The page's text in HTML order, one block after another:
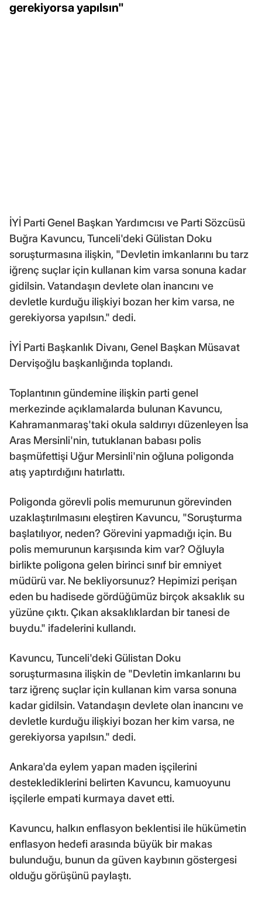
gerekiyorsa yapılsın"
İYİ Parti Genel Başkan Yardımcısı ve Parti Sözcüsü
Buğra Kavuncu, Tunceli'deki Gülistan Doku
soruşturmasına ilişkin, "Devletin imkanlarını bu tarz
iğrenç suçlar için kullanan kim varsa sonuna kadar
gidilsin. Vatandaşın devlete olan inancını ve
devletle kurduğu ilişkiyi bozan her kim varsa, ne
gerekiyorsa yapılsın." dedi.
İYİ Parti Başkanlık Divanı, Genel Başkan Müsavat
Dervişoğlu başkanlığında toplandı.
Toplantının gündemine ilişkin parti genel
merkezinde açıklamalarda bulunan Kavuncu,
Kahramanmaraş'taki okula saldırıyı düzenleyen İsa
Aras Mersinli'nin, tutuklanan babası polis
başmüfettişi Uğur Mersinli'nin oğluna poligonda
atış yaptırdığını hatırlattı.
Poligonda görevli polis memurunun görevinden
uzaklaştırılmasını eleştiren Kavuncu, "Soruşturma
başlatılıyor, neden? Görevini yapmadığı için. Bu
polis memurunun karşısında kim var? Oğluyla
birlikte poligona gelen birinci sınıf bir emniyet
müdürü var. Ne bekliyorsunuz? Hepimizi perişan
eden bu hadisede gördüğümüz birçok aksaklık su
yüzüne çıktı. Çıkan aksaklıklardan bir tanesi de
buydu." ifadelerini kullandı.
Kavuncu, Tunceli'deki Gülistan Doku
soruşturmasına ilişkin de "Devletin imkanlarını bu
tarz iğrenç suçlar için kullanan kim varsa sonuna
kadar gidilsin. Vatandaşın devlete olan inancını ve
devletle kurduğu ilişkiyi bozan her kim varsa, ne
gerekiyorsa yapılsın." dedi.
Ankara'da eylem yapan maden işçilerini
desteklediklerini belirten Kavuncu, kamuoyunu
işçilerle empati kurmaya davet etti.
Kavuncu, halkın enflasyon beklentisi ile hükümetin
enflasyon hedefi arasında büyük bir makas
bulunduğu, bunun da güven kaybının göstergesi
olduğu görüşünü paylaştı.